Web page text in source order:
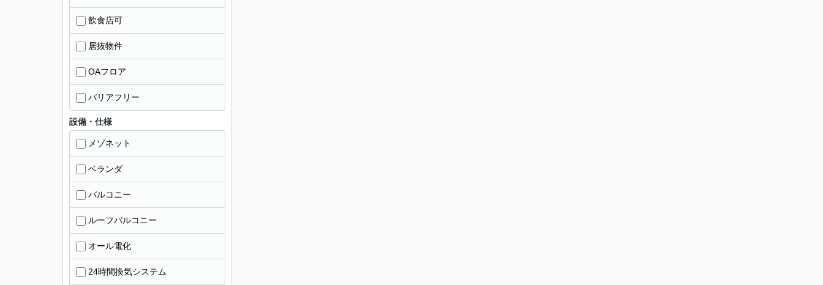
飲食店可
居抜物件
OAフロア
バリアフリー
設備・仕様
メゾネット
ベランダ
バルコニー
ルーフバルコニー
オール電化
24時間換気システム